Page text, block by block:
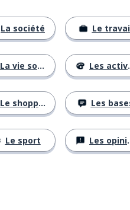
La société
La vie sociale
Le shopping
Le sport
Le
Les activités
Les
Les opinions